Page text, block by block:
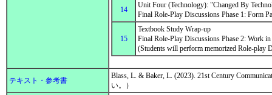
14
Unit Four (Technology): "Changed By
Final Role-Play Discussions Phase 1: Form
15
Textbook Study Wrap-up
Final Role-Play Discussions Phase 2: Work
(Students will perform memorized Role-play
テキスト・参考書
Blass, L. & Baker, L. (2023). 21st Century
い。）